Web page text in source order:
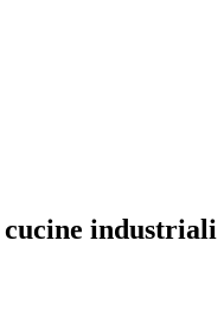
cucine industriali